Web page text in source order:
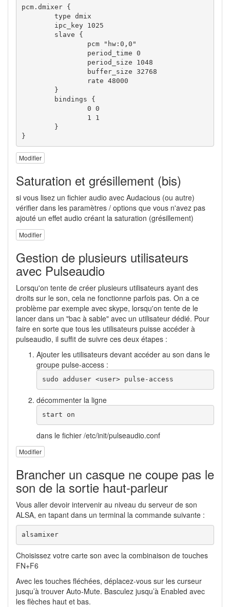
pcm.dmixer {
type dmix
        ipc_key
1025
        slave
{
                pcm
"hw:0,0"
                period_time
0
                period_size
1048
                buffer_size
32768
                rate
48000
}
        bindings
{
0 0
1
1
}
}
Modifier
Saturation et grésillement (bis)
si vous lisez un fichier audio avec Audacious (ou autre)
vérifier dans les paramètres / options que vous n'avez pas
ajouté un effet audio créant la saturation (grésillement)
Modifier
Gestion de plusieurs utilisateurs
avec Pulseaudio
Lorsqu'on tente de créer plusieurs utilisateurs ayant des
droits sur le son, cela ne fonctionne parfois pas. On a ce
problème par exemple avec skype, lorsqu'on tente de le
lancer dans un "bac à sable" avec un utilisateur dédié. Pour
faire en sorte que tous les utilisateurs puisse accéder à
pulseaudio, il suffit de suivre ces deux étapes :
Ajouter les utilisateurs devant accéder au son dans le
groupe pulse-access :
sudo adduser <user> pulse-access
décommenter la ligne
start on
dans le fichier /etc/init/pulseaudio.conf
Modifier
Brancher un casque ne coupe pas le
son de la sortie haut-parleur
Vous aller devoir intervenir au niveau du serveur de son
ALSA, en tapant dans un terminal la commande suivante :
alsamixer
Choisissez votre carte son avec la combinaison de touches
FN+F6
Avec les touches fléchées, déplacez-vous sur les curseur
jusqu’à trouver Auto-Mute. Basculez jusqu’à Enabled avec
les flèches haut et bas.